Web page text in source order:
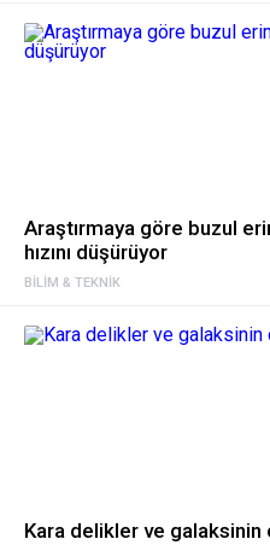
BILIM & TEKNIK
Araştırmaya göre buzul
hızını düşürüyor
Kara delikler ve galaksinin